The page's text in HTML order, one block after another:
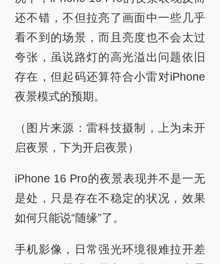
（图片来源：雷科技摄制）
仔细观看这张照片还会察觉到一丝怪
异：iPhone 16 Pro对天空部分进行了
明显地提亮和调色，使得原本黄黑的
筑部分却没有进行过多处理，以至于
整张照片看起来有点像是同时拥有两
个图层。
但如果不开启夜景，而是使用默认模
式进行拍摄，这个画质和噪点，就更
难评了。